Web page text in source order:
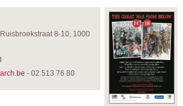
8-10, 1000
- 02 513 76 80